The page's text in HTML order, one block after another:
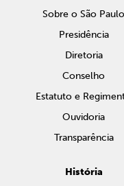
Sobre o São Paulo
Presidência
Diretoria
Conselho
Estatuto e
Ouvidoria
Transparência
História